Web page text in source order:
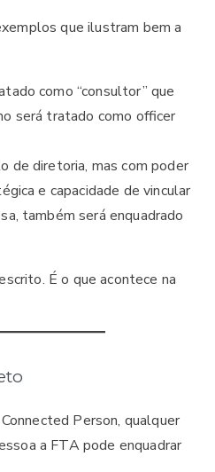
que ilustram bem a
como “consultor” que
será tratado como officer
de diretoria, mas com poder
e capacidade de vincular
também será enquadrado
É o que acontece na
Person, qualquer
a FTA pode enquadrar